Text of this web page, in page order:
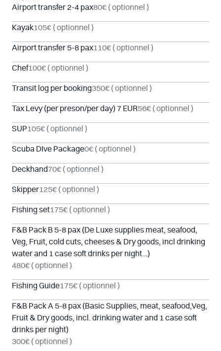
Airport transfer 2-4 pax80€ ( optionnel )
Kayak105€ ( optionnel )
Airport transfer 5-8 pax110€ ( optionnel )
Chef100€ ( optionnel )
Transit log per booking350€ ( optionnel )
Tax Levy (per preson/per day) 7 EUR56€ ( optionnel )
SUP105€ ( optionnel )
Scuba DIve Package0€ ( optionnel )
Deckhand70€ ( optionnel )
Skipper125€ ( optionnel )
Fishing set175€ ( optionnel )
F&B Pack B 5-8 pax (De Luxe supplies meat, seafood,
Veg, Fruit, cold cuts, cheeses & Dry goods, incl drinking
water and 1 case soft drinks per night…)
480€ ( optionnel )
Fishing Guide175€ ( optionnel )
F&B Pack A 5-8 pax (Basic Supplies, meat, seafood,Veg,
Fruit & Dry goods, incl. drinking water and 1 case soft
drinks per night)
300€ ( optionnel )